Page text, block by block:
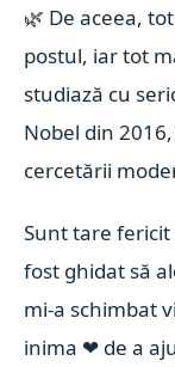
🌿 De aceea,
postul, iar tot
studiază cu
Nobel din
cercetării
Sunt tare fericit
fost ghidat să
mi-a schimbat
inima ❤ de a